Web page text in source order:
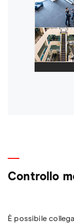
Controllo
È possibile